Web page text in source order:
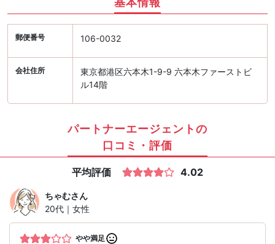
郵便番号 106-0032
会社住所
東京都港区六本木1-9-9 六本木ファーストビ
ル14階
パートナーエージェントの
口コミ・評価
平均評価 4.02
ちゃむさん
20代｜女性
やや満足